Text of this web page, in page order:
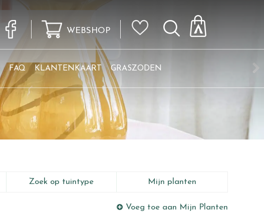
WEBSHOP
FAQ KLANTENKAART GRASZODEN
Zoek op tuintype Mijn planten
Voeg toe aan Mijn Planten